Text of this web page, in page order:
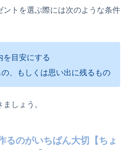
ントを選ぶ際には次のような条件
を目安にする
、もしくは思い出に残るもの
しょう。
るのがいちばん大切【ちょ